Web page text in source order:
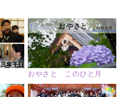
おやさと このひと月